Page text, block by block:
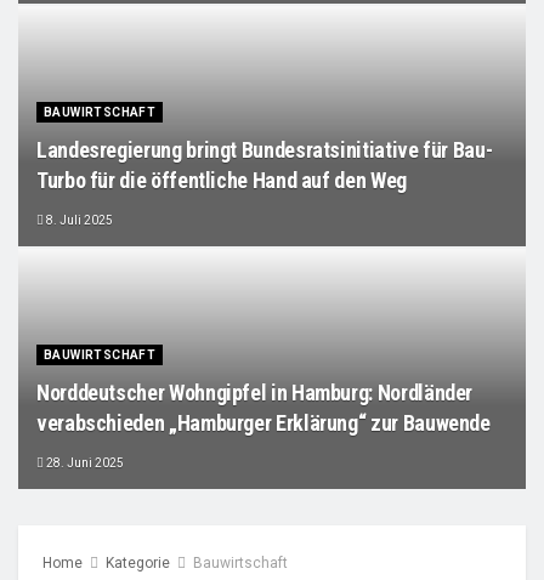
BAUWIRTSCHAFT
Landesregierung bringt Bundesratsinitiative für Bau-
Turbo für die öffentliche Hand auf den Weg
8. Juli 2025
BAUWIRTSCHAFT
Norddeutscher Wohngipfel in Hamburg: Nordländer
verabschieden „Hamburger Erklärung“ zur Bauwende
28. Juni 2025
Home Kategorie Bauwirtschaft